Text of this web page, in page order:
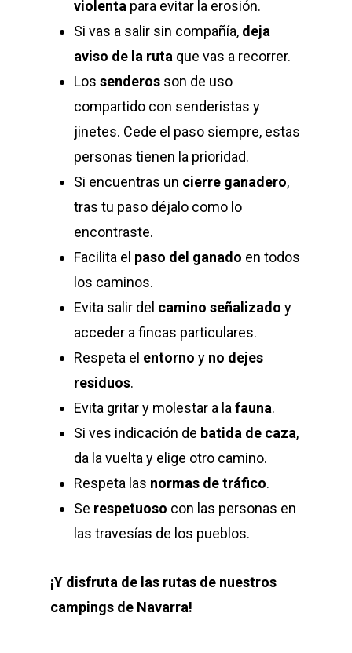
violenta para evitar la erosión.
Si vas a salir sin compañía, deja
aviso de la ruta que vas a recorrer.
Los senderos son de uso
compartido con senderistas y
jinetes. Cede el paso siempre, estas
personas tienen la prioridad.
Si encuentras un cierre ganadero,
tras tu paso déjalo como lo
encontraste.
Facilita el paso del ganado en todos
los caminos.
Evita salir del camino señalizado y
acceder a fincas particulares.
Respeta el entorno y no dejes
residuos.
Evita gritar y molestar a la fauna.
Si ves indicación de batida de caza,
da la vuelta y elige otro camino.
Respeta las normas de tráfico.
Se respetuoso con las personas en
las travesías de los pueblos.
¡Y disfruta de las rutas de nuestros
campings de Navarra!